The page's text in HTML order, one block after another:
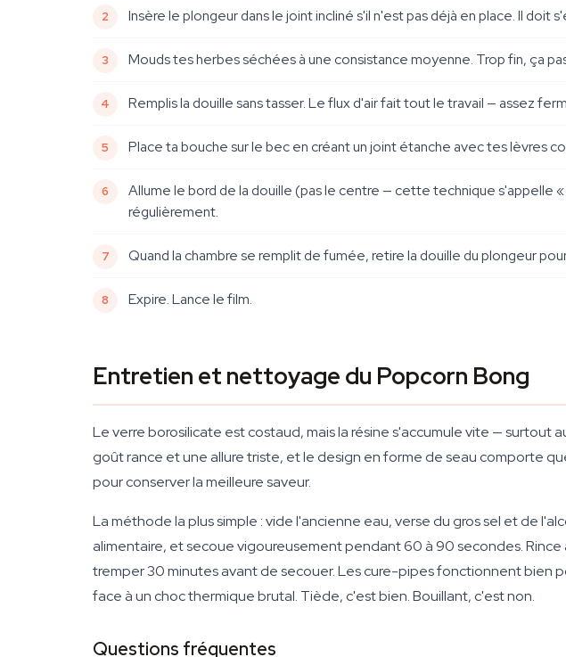
Insère le plongeur dans le joint incliné s'il n'est pas déjà en place. Il doit
Mouds tes herbes séchées à une consistance moyenne. Trop fin, ça
Remplis la douille sans tasser. Le flux d'air fait tout le travail — assez
Place ta bouche sur le bec en créant un joint étanche avec tes lèvres
Allume le bord de la douille (pas le centre — cette technique s'appelle
régulièrement.
Quand la chambre se remplit de fumée, retire la douille du plongeur
Expire. Lance le film.
Entretien et nettoyage du Popcorn Bong
Le verre borosilicate est costaud, mais la résine s'accumule vite — surtout
goût rance et une allure triste, et le design en forme de seau comporte
pour conserver la meilleure saveur.
La méthode la plus simple : vide l'ancienne eau, verse du gros sel et de
alimentaire, et secoue vigoureusement pendant 60 à 90 secondes.
tremper 30 minutes avant de secouer. Les cure-pipes fonctionnent bien
face à un choc thermique brutal. Tiède, c'est bien. Bouillant, c'est non.
Questions fréquentes